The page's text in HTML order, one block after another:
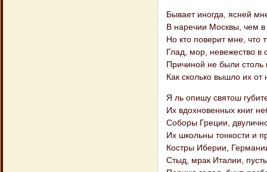
Бывает иногда, ясней
В наречии Москвы, чем в
Но кто поверит мне, что
Глад, мор, невежество в
Причиной не были столь
Как сколько вышло их от
Я ль опишу святош
Их вдохновенных книг
Соборы Греции,
Их школьны тонкости и
Костры Иберии,
Стыд, мрак Италии,